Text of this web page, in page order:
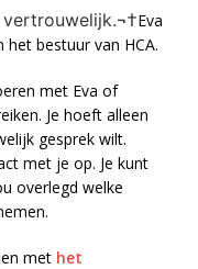
Eva
bestuur van HCA.
met Eva of
Je hoeft alleen
gesprek wilt.
met je op. Je kunt
overlegd welke
met het